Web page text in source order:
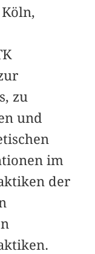
zu
und
im
der